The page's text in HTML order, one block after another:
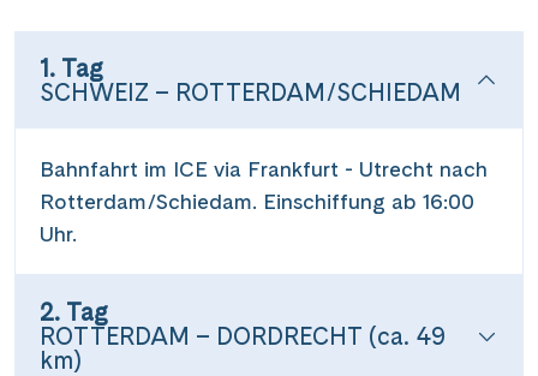
1. Tag
SCHWEIZ – ROTTERDAM/SCHIEDAM
Bahnfahrt im ICE via Frankfurt - Utrecht nach
Rotterdam/Schiedam. Einschiffung ab 16:00
Uhr.
2. Tag
ROTTERDAM – DORDRECHT (ca. 49
km)